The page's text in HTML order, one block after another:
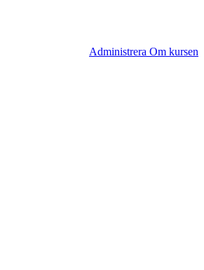
Administrera Om kursen